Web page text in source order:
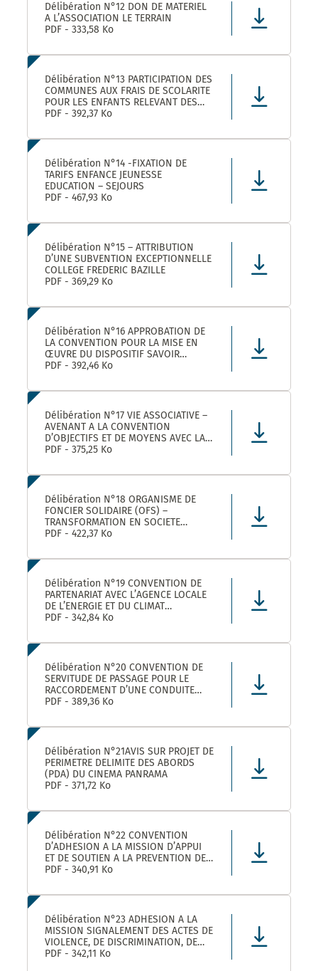
Délibération N°12 DON DE MATERIEL
A L’ASSOCIATION LE TERRAIN
PDF - 333,58 Ko
Délibération N°13 PARTICIPATION DES
COMMUNES AUX FRAIS DE SCOLARITE
POUR LES ENFANTS RELEVANT DES
DISPOSITIFS ULISS ET DAR
CASTELNAUVIENNES
PDF - 392,37 Ko
Délibération N°14 -FIXATION DE
TARIFS ENFANCE JEUNESSE
EDUCATION – SEJOURS
PDF - 467,93 Ko
Délibération N°15 – ATTRIBUTION
D’UNE SUBVENTION EXCEPTIONNELLE
COLLEGE FREDERIC BAZILLE
PDF - 369,29 Ko
Délibération N°16 APPROBATION DE
LA CONVENTION POUR LA MISE EN
ŒUVRE DU DISPOSITIF SAVOIR
ROULER A VELO AVEC MONTPELLIER
PDF - 392,46 Ko
Délibération N°17 VIE ASSOCIATIVE –
AVENANT A LA CONVENTION
D’OBJECTIFS ET DE MOYENS AVEC LA
FEDERATION REGIONALE DES
CULTURE OCCITANIE POUR L’ANNEE
CONVENTION DE PARTENARIAT SIGNEE
POUR LA
PDF - 375,25 Ko
Délibération N°18 ORGANISME DE
FONCIER SOLIDAIRE (OFS) –
TRANSFORMATION EN SOCIETE
COOPERATIVE D’INTERET COLLECTIF
CAPITAL – APPROBATION –
PDF - 422,37 Ko
Délibération N°19 CONVENTION DE
PARTENARIAT AVEC L’AGENCE LOCALE
DE L’ENERGIE ET DU CLIMAT
MONTPELLIER METROPOLE :
PDF - 342,84 Ko
Délibération N°20 CONVENTION DE
SERVITUDE DE PASSAGE POUR LE
RACCORDEMENT D’UNE CONDUITE
EAUX PLUVIALES DANS LE CADRE DE
AVENUE DE L’EUROPE SUR LA
PDF - 389,36 Ko
Délibération N°21AVIS SUR PROJET DE
PERIMETRE DELIMITE DES ABORDS
(PDA) DU CINEMA PANRAMA
PDF - 371,72 Ko
Délibération N°22 CONVENTION
D’ADHESION A LA MISSION D’APPUI
ET DE SOUTIEN A LA PREVENTION DES
RISQUES PROFESSIONNELS
PDF - 340,91 Ko
Délibération N°23 ADHESION A LA
MISSION SIGNALEMENT DES ACTES DE
VIOLENCE, DE DISCRIMINATION, DE
HARCELEMENT ET D’AGISSEMENTS
PDF - 342,11 Ko